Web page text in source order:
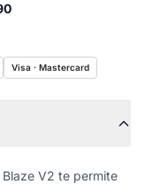
Visa · Mastercard
V2 te permite